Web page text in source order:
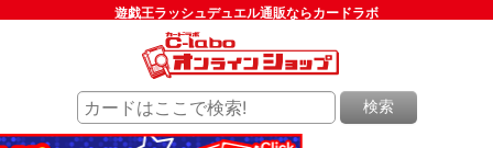
遊戯王ラッシュデュエル通販ならカードラボ
検索